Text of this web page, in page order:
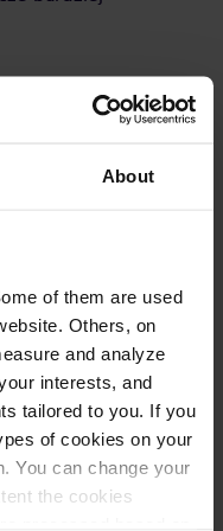
About
of them are used
Others, on
and analyze
interests, and
tailored to you. If you
of cookies on your
You can change your
the cookies
jednego z
oraz
pomocą intuicyjnych
zaparzacza
ekspresu.
system